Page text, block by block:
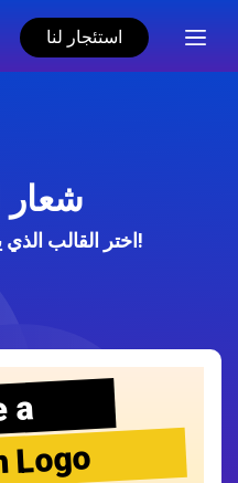
استئجار لنا
شعار
اختر القالب الذي يناسبك بشكل أفضل!
a
Logo